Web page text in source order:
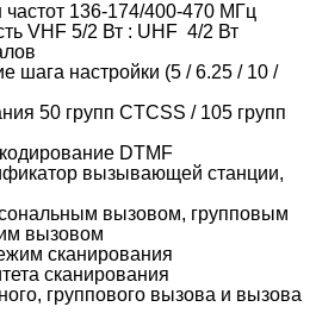
частот 136-174/400-470 МГц
VHF 5/2 Вт : UHF 4/2 Вт
шага настройки (5 / 6.25 / 10 /
50 групп CTCSS / 105 групп
DTMF
вызывающей станции,
вызовом, групповым
вызовом
сканирования
сканирования
группового вызова и вызова